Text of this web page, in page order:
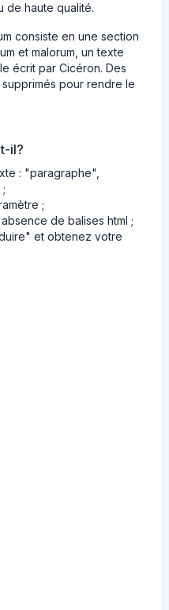
de haute qualité.
consiste en une section
et malorum, un texte
écrit par Cicéron. Des
pour rendre le
il?
: "paragraphe",
;
de balises html ;
et obtenez votre